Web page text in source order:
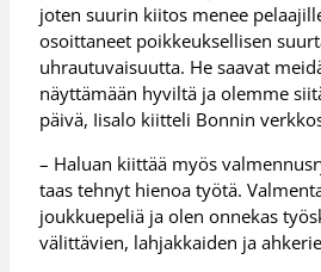
joten suurin kiitos menee
osoittaneet poikkeuksellisen
uhrautuvaisuutta. He saavat
näyttämään hyviltä ja olemme
päivä, Iisalo kiitteli Bonnin
– Haluan kiittää myös
taas tehnyt hienoa työtä.
joukkuepeliä ja olen onnekas
välittävien, lahjakkaiden ja